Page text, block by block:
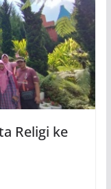
Religi ke